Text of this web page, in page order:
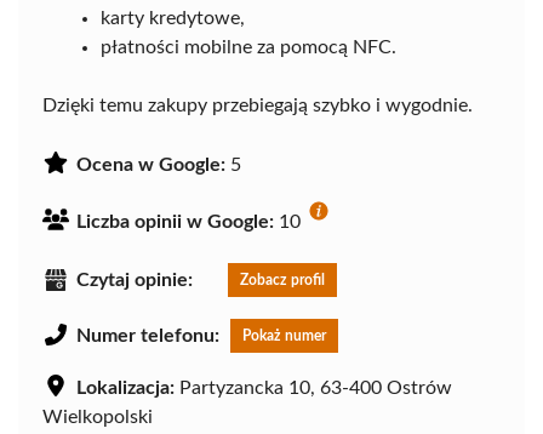
karty kredytowe,
płatności mobilne za pomocą NFC.
Dzięki temu zakupy przebiegają szybko i wygodnie.
Ocena w Google: 5
Liczba opinii w Google: 10
Czytaj opinie: Zobacz profil
Numer telefonu: Pokaż numer
Lokalizacja: Partyzancka 10, 63-400 Ostrów
Wielkopolski